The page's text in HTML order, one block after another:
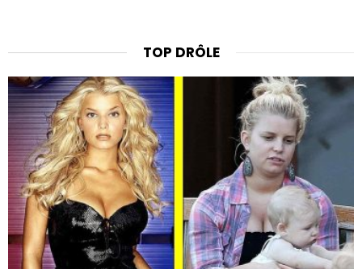
TOP DRÔLE